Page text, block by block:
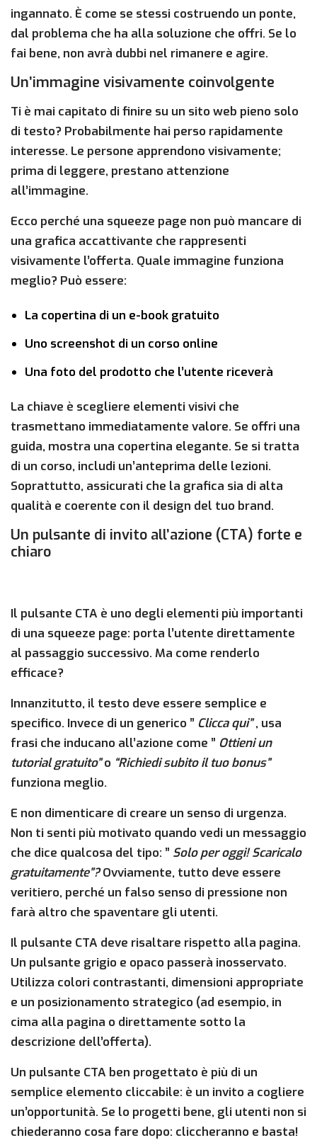
ingannato. È come se stessi costruendo un ponte,
dal problema che ha alla soluzione che offri. Se lo
fai bene, non avrà dubbi nel rimanere e agire.
Un’immagine visivamente coinvolgente
Ti è mai capitato di finire su un sito web pieno solo
di testo? Probabilmente hai perso rapidamente
interesse. Le persone apprendono visivamente;
prima di leggere, prestano attenzione
all’immagine.
Ecco perché una squeeze page non può mancare di
una grafica accattivante che rappresenti
visivamente l’offerta. Quale immagine funziona
meglio? Può essere:
La copertina di un e-book gratuito
Uno screenshot di un corso online
Una foto del prodotto che l’utente riceverà
La chiave è scegliere elementi visivi che
trasmettano immediatamente valore. Se offri una
guida, mostra una copertina elegante. Se si tratta
di un corso, includi un’anteprima delle lezioni.
Soprattutto, assicurati che la grafica sia di alta
qualità e coerente con il design del tuo brand.
Un pulsante di invito all’azione (CTA) forte e
chiaro
Il pulsante CTA è uno degli elementi più importanti
di una squeeze page: porta l’utente direttamente
al passaggio successivo. Ma come renderlo
efficace?
Innanzitutto, il testo deve essere semplice e
specifico. Invece di un generico ” Clicca qui”, usa
frasi che inducano all’azione come ” Ottieni un
tutorial gratuito”o “Richiedi subito il tuo bonus”
funziona meglio.
E non dimenticare di creare un senso di urgenza.
Non ti senti più motivato quando vedi un messaggio
che dice qualcosa del tipo: ” Solo per oggi! Scaricalo
gratuitamente”?Ovviamente, tutto deve essere
veritiero, perché un falso senso di pressione non
farà altro che spaventare gli utenti.
Il pulsante CTA deve risaltare rispetto alla pagina.
Un pulsante grigio e opaco passerà inosservato.
Utilizza colori contrastanti, dimensioni appropriate
e un posizionamento strategico (ad esempio, in
cima alla pagina o direttamente sotto la
descrizione dell’offerta).
Un pulsante CTA ben progettato è più di un
semplice elemento cliccabile: è un invito a cogliere
un’opportunità. Se lo progetti bene, gli utenti non si
chiederanno cosa fare dopo: cliccheranno e basta!